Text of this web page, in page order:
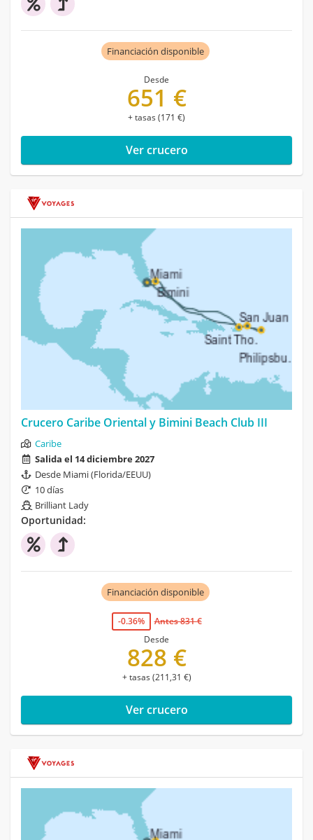
Financiación disponible
Desde
651 €
+ tasas (171 €)
Ver crucero
Crucero Caribe Oriental y Bimini Beach Club III
Caribe
Salida el 14 diciembre 2027
Desde Miami (Florida/EEUU)
10 días
Brilliant Lady
Oportunidad:
Financiación disponible
-0.36%
Antes 831 €
Desde
828 €
+ tasas (211,31 €)
Ver crucero